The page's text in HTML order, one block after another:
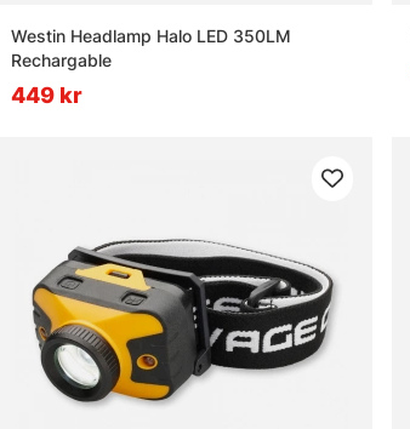
Westin Headlamp Halo LED 350LM
Rechargable
449 kr